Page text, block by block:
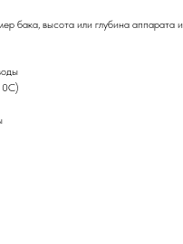
бака, высота или глубина аппарата и
0С)